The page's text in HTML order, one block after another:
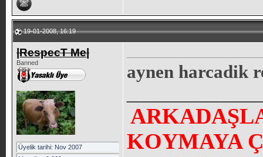
19-01-2008, 16:19
|RespecT Me|
Banned
Üyelik tarihi: Nov 2007
aynen harcadik
KOYMAYA